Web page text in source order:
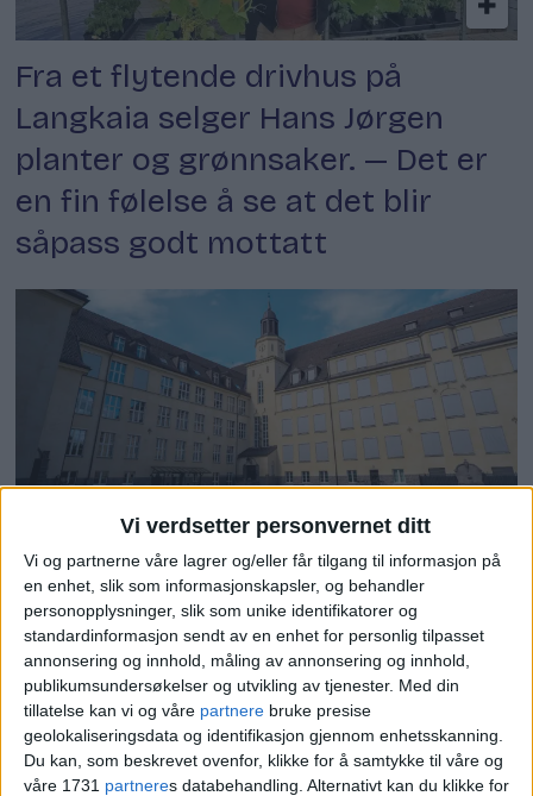
Vi verdsetter personvernet ditt
Vi og partnerne våre lagrer og/eller får tilgang til informasjon på
en enhet, slik som informasjonskapsler, og behandler
personopplysninger, slik som unike identifikatorer og
standardinformasjon sendt av en enhet for personlig tilpasset
annonsering og innhold, måling av annonsering og innhold,
publikumsundersøkelser og utvikling av tjenester. Med din
tillatelse kan vi og våre partnere bruke presise
geolokaliseringsdata og identifikasjon gjennom enhetsskanning.
Du kan, som beskrevet ovenfor, klikke for å samtykke til våre og
våre 1731 partneres databehandling. Alternativt kan du klikke for
Fra et flytende drivhus på
Langkaia selger Hans Jørgen
planter og grønnsaker. — Det er
en fin følelse å se at det blir
såpass godt mottatt
Elev dømt til ubetinget fengsel
for vold mot lærer på Hersleb
skole